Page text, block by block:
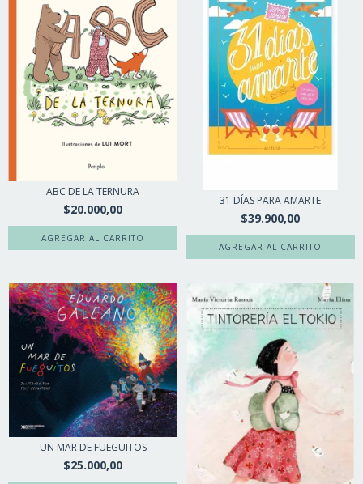
ABC DE LA TERNURA
$20.000,00
31 DÍAS PARA AMARTE
$39.900,00
UN MAR DE FUEGUITOS
$25.000,00